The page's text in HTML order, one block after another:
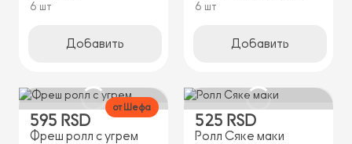
6 шт
Добавить
6 шт
Добавить
595 RSD
Фреш ролл с угрем
от Шефа
525 RSD
Ролл Сяке маки